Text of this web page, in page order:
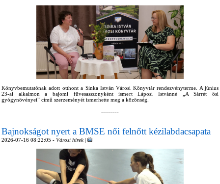
Könyvbemutatónak adott otthont a Sinka István Városi Könyvtár rendezvényterme. A június
23-ai alkalmon a bajomi füvesasszonyként ismert Láposi Istvánné „A Sárrét ősi
gyógynövényei” című szerzeményét ismerhette meg a közönség.
---------
Bajnokságot nyert a BMSE női felnőtt kézilabdacsapata
2026-07-16 08:22:05 - Városi hírek |